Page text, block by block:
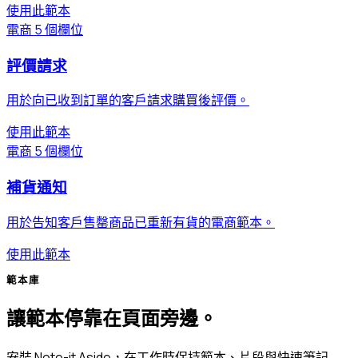
使用此範本
電商 5 個欄位
評價請求
用於向已收到訂單的客戶請求購買後評價。
使用此範本
電商 5 個欄位
補貨通知
用於告知客戶售罄商品已重新有貨的電商範本。
使用此範本
範本庫
讓範本停靠在頁面旁邊。